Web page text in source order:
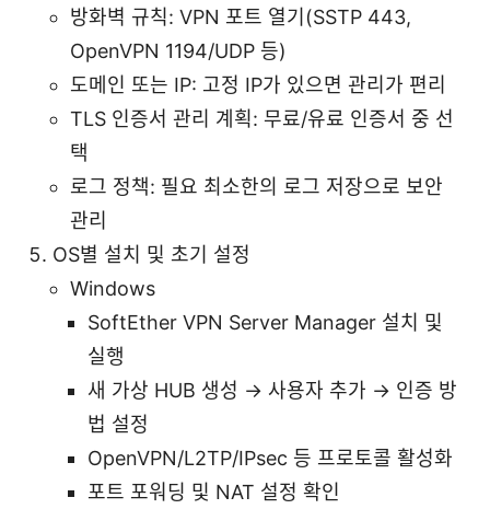
방화벽 규칙: VPN 포트 열기(SSTP 443,
OpenVPN 1194/UDP 등)
도메인 또는 IP: 고정 IP가 있으면 관리가 편리
TLS 인증서 관리 계획: 무료/유료 인증서 중 선
택
로그 정책: 필요 최소한의 로그 저장으로 보안
관리
OS별 설치 및 초기 설정
Windows
SoftEther VPN Server Manager 설치 및
실행
새 가상 HUB 생성 → 사용자 추가 → 인증 방
법 설정
OpenVPN/L2TP/IPsec 등 프로토콜 활성화
포트 포워딩 및 NAT 설정 확인